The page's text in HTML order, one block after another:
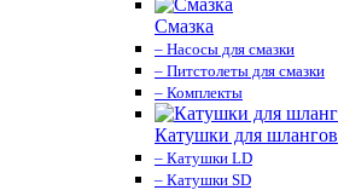
Смазка
– Насосы для смазки
– Питстолеты для смазки
– Комплекты
Катушки для шлангов
– Катушки LD
– Катушки SD